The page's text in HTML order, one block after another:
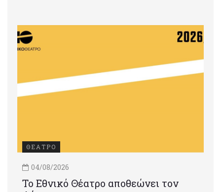
ΘΕΑΤΡΟ
04/08/2026
Το Εθνικό Θέατρο αποθεώνει τον